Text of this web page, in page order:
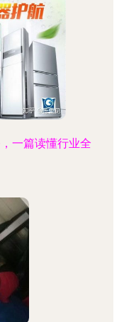
一篇读懂行业全